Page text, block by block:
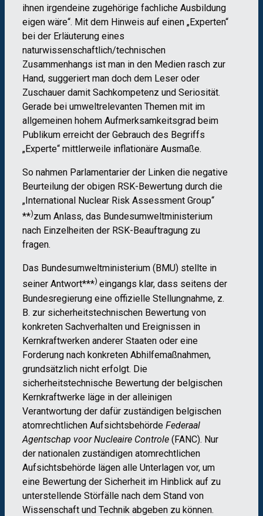
ihnen irgendeine zugehörige fachliche Ausbildung
eigen wäre“. Mit dem Hinweis auf einen „Experten“
bei der Erläuterung eines
naturwissenschaftlich/technischen
Zusammenhangs ist man in den Medien rasch zur
Hand, suggeriert man doch dem Leser oder
Zuschauer damit Sachkompetenz und Seriosität.
Gerade bei umweltrelevanten Themen mit im
allgemeinen hohem Aufmerksamkeitsgrad beim
Publikum erreicht der Gebrauch des Begriffs
„Experte“ mittlerweile inflationäre Ausmaße.
So nahmen Parlamentarier der Linken die negative
Beurteilung der obigen RSK-Bewertung durch die
„International Nuclear Risk Assessment Group“
**)zum Anlass, das Bundesumweltministerium
nach Einzelheiten der RSK-Beauftragung zu
fragen.
Das Bundesumweltministerium (BMU) stellte in
seiner Antwort***) eingangs klar, dass seitens der
Bundesregierung eine offizielle Stellungnahme, z.
B. zur sicherheitstechnischen Bewertung von
konkreten Sachverhalten und Ereignissen in
Kernkraftwerken anderer Staaten oder eine
Forderung nach konkreten Abhilfemaßnahmen,
grundsätzlich nicht erfolgt. Die
sicherheitstechnische Bewertung der belgischen
Kernkraftwerke läge in der alleinigen
Verantwortung der dafür zuständigen belgischen
atomrechtlichen Aufsichtsbehörde Federaal
Agentschap voor Nucleaire Controle (FANC). Nur
der nationalen zuständigen atomrechtlichen
Aufsichtsbehörde lägen alle Unterlagen vor, um
eine Bewertung der Sicherheit im Hinblick auf zu
unterstellende Störfälle nach dem Stand von
Wissenschaft und Technik abgeben zu können.